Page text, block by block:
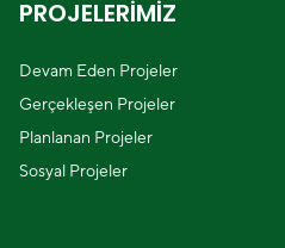
PROJELERİMİZ
Devam Eden Projeler
Gerçekleşen Projeler
Planlanan Projeler
Sosyal Projeler